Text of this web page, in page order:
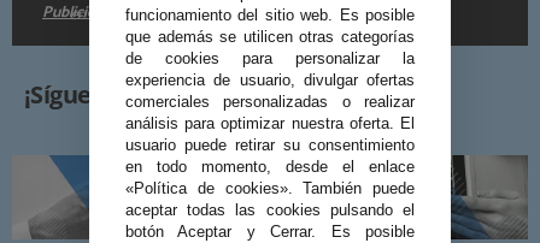
en la
Publicidad
¡Síguenos!
funcionamiento del sitio web. Es posible
que además se utilicen otras categorías
de cookies para personalizar la
experiencia de usuario, divulgar ofertas
comerciales personalizadas o realizar
análisis para optimizar nuestra oferta. El
usuario puede retirar su consentimiento
en todo momento, desde el enlace
«Política de cookies». También puede
aceptar todas las cookies pulsando el
botón Aceptar y Cerrar. Es posible